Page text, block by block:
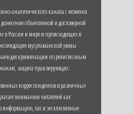
аналитического канала с момента
объективной и достоверной
в России и мире и происходящих в
мусульманской уммы
дискриминации по религиозным
защита прав верующих.
корреспондентов в различных
вниманию читателей как
информацию, так и эксклюзивные